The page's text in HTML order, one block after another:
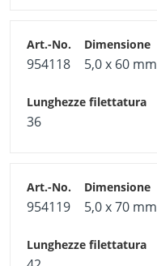
954118 5,0 x 60 mm
36
954119 5,0 x 70 mm